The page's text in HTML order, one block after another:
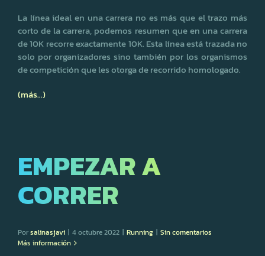
La línea ideal en una carrera no es más que el trazo más
corto de la carrera, podemos resumen que en una carrera
de 10K recorre exactamente 10K. Esta línea está trazada no
solo por organizadores sino también por los organismos
de competición que les otorga de recorrido homologado.
(más…)
EMPEZAR A
CORRER
Porsalinasjavi | 4 octubre 2022 | Running | Sin comentarios
Más información